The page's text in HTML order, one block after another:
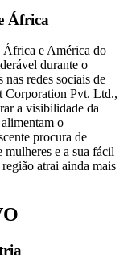
África
África e América do
durante o
redes sociais de
Corporation Pvt. Ltd.,
a visibilidade da
o
procura de
mulheres e a sua fácil
atrai ainda mais